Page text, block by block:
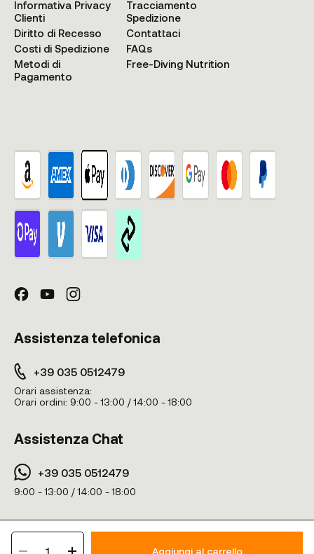
1 Aggiungi al carrello
Informativa Privacy
Clienti
Diritto di Recesso
Costi di Spedizione
Metodi di
Pagamento
Tracciamento
Spedizione
Contattaci
FAQs
Free-Diving Nutrition
Assistenza telefonica
+39 035 0512479
Orari assistenza:
Orari ordini: 9:00 - 13:00 / 14:00 - 18:00
Assistenza Chat
+39 035 0512479
9:00 - 13:00 / 14:00 - 18:00
16, 24020 Ranica BG - Italy - PIVA n° IT04379890165